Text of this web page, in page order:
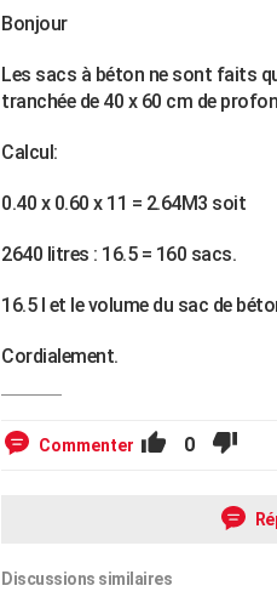
Bonjour
Les sacs à béton ne sont faits
tranchée de 40 x 60 cm de
Calcul:
0.40 x 0.60 x 11 = 2.64M3 soit
2640 litres : 16.5 = 160 sacs.
16.5 l et le volume du sac de
Cordialement.
Commenter 0
Discussions similaires